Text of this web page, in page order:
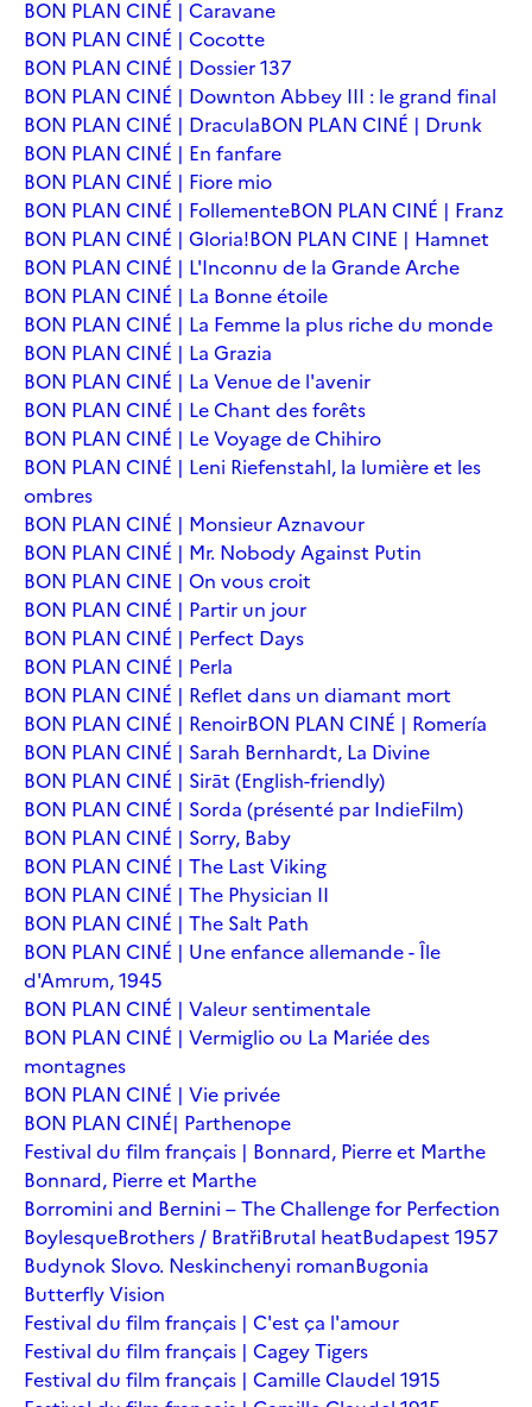
BON PLAN CINÉ | Caravane
BON PLAN CINÉ | Cocotte
BON PLAN CINÉ | Dossier 137
BON PLAN CINÉ | Downton Abbey III : le grand final
BON PLAN CINÉ | DraculaBON PLAN CINÉ | Drunk
BON PLAN CINÉ | En fanfare
BON PLAN CINÉ | Fiore mio
BON PLAN CINÉ | FollementeBON PLAN CINÉ | Franz
BON PLAN CINÉ | Gloria!BON PLAN CINE | Hamnet
BON PLAN CINÉ | L'Inconnu de la Grande Arche
BON PLAN CINÉ | La Bonne étoile
BON PLAN CINÉ | La Femme la plus riche du monde
BON PLAN CINÉ | La Grazia
BON PLAN CINÉ | La Venue de l'avenir
BON PLAN CINÉ | Le Chant des forêts
BON PLAN CINÉ | Le Voyage de Chihiro
BON PLAN CINÉ | Leni Riefenstahl, la lumière et les
ombres
BON PLAN CINÉ | Monsieur Aznavour
BON PLAN CINÉ | Mr. Nobody Against Putin
BON PLAN CINE | On vous croit
BON PLAN CINÉ | Partir un jour
BON PLAN CINÉ | Perfect Days
BON PLAN CINÉ | Perla
BON PLAN CINÉ | Reflet dans un diamant mort
BON PLAN CINÉ | RenoirBON PLAN CINÉ | Romería
BON PLAN CINÉ | Sarah Bernhardt, La Divine
BON PLAN CINÉ | Sirāt (English-friendly)
BON PLAN CINÉ | Sorda (présenté par IndieFilm)
BON PLAN CINÉ | Sorry, Baby
BON PLAN CINÉ | The Last Viking
BON PLAN CINÉ | The Physician II
BON PLAN CINÉ | The Salt Path
BON PLAN CINÉ | Une enfance allemande - Île
d'Amrum, 1945
BON PLAN CINÉ | Valeur sentimentale
BON PLAN CINÉ | Vermiglio ou La Mariée des
montagnes
BON PLAN CINÉ | Vie privée
BON PLAN CINÉ| Parthenope
Festival du film français | Bonnard, Pierre et Marthe
Bonnard, Pierre et Marthe
Borromini and Bernini – The Challenge for Perfection
BoylesqueBrothers / BratřiBrutal heatBudapest 1957
Budynok Slovo. Neskinchenyi romanBugonia
Butterfly Vision
Festival du film français | C'est ça l'amour
Festival du film français | Cagey Tigers
Festival du film français | Camille Claudel 1915